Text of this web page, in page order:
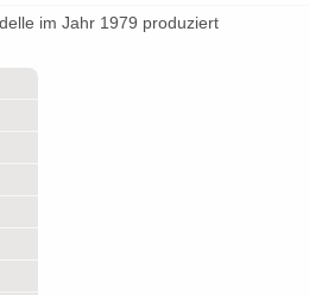
im Jahr 1979 produziert